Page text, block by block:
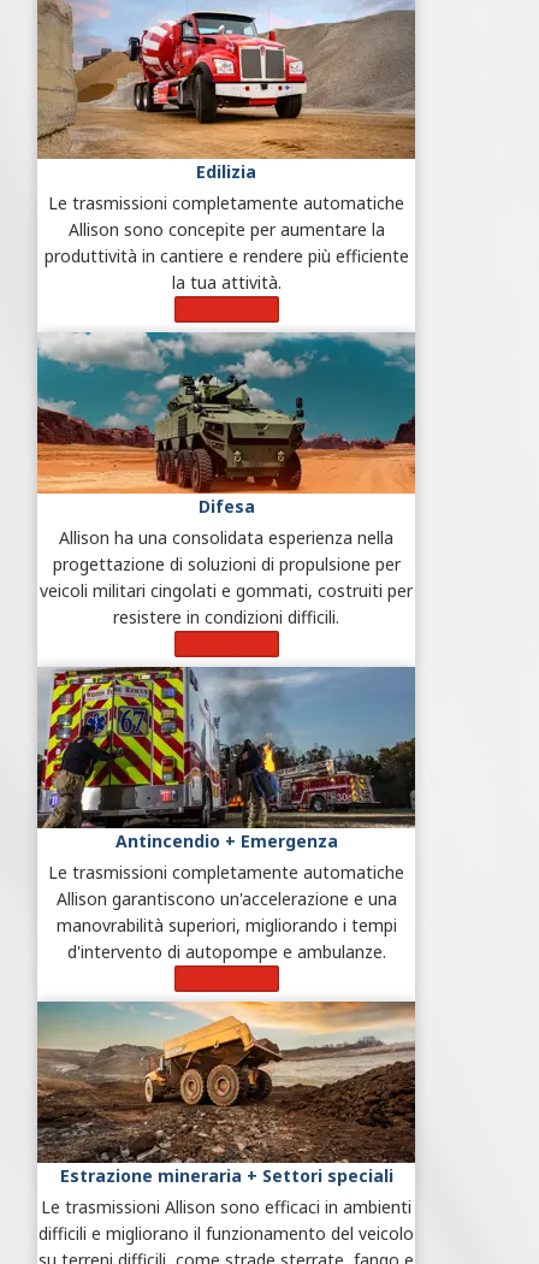
Edilizia
Le trasmissioni completamente automatiche
Allison sono concepite per aumentare la
produttività in cantiere e rendere più efficiente
la tua attività.
Difesa
Allison ha una consolidata esperienza nella
progettazione di soluzioni di propulsione per
veicoli militari cingolati e gommati, costruiti per
resistere in condizioni difficili.
Antincendio + Emergenza
Le trasmissioni completamente automatiche
Allison garantiscono un'accelerazione e una
manovrabilità superiori, migliorando i tempi
d'intervento di autopompe e ambulanze.
Estrazione mineraria + Settori speciali
Le trasmissioni Allison sono efficaci in ambienti
difficili e migliorano il funzionamento del veicolo